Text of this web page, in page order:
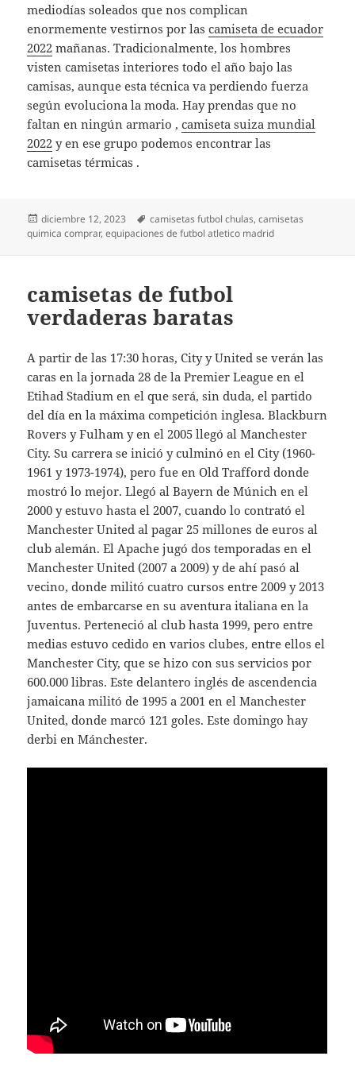
mediodías soleados que nos complican
enormemente vestirnos por lascamiseta de ecuador
2022 mañanas. Tradicionalmente, los hombres
visten camisetas interiores todo el año bajo las
camisas, aunque esta técnica va perdiendo fuerza
según evoluciona la moda. Hay prendas que no
faltan en ningún armario ,camiseta suiza mundial
2022 y en ese grupo podemos encontrar las
camisetas térmicas .
Publicado
el
diciembre 12, 2023 Etiquetas
camisetas futbol chulas,camisetas
quimica comprar,equipaciones de futbol atletico madrid
camisetas de futbol
verdaderas baratas
A partir de las 17:30 horas, City y United se verán las
caras en la jornada 28 de la Premier League en el
Etihad Stadium en el que será, sin duda, el partido
del día en la máxima competición inglesa. Blackburn
Rovers y Fulham y en el 2005 llegó al Manchester
City. Su carrera se inició y culminó en el City (1960-
1961 y 1973-1974), pero fue en Old Trafford donde
mostró lo mejor. Llegó al Bayern de Múnich en el
2000 y estuvo hasta el 2007, cuando lo contrató el
Manchester United al pagar 25 millones de euros al
club alemán. El Apache jugó dos temporadas en el
Manchester United (2007 a 2009) y de ahí pasó al
vecino, donde militó cuatro cursos entre 2009 y 2013
antes de embarcarse en su aventura italiana en la
Juventus. Perteneció al club hasta 1999, pero entre
medias estuvo cedido en varios clubes, entre ellos el
Manchester City, que se hizo con sus servicios por
600.000 libras. Este delantero inglés de ascendencia
jamaicana militó de 1995 a 2001 en el Manchester
United, donde marcó 121 goles. Este domingo hay
derbi en Mánchester.